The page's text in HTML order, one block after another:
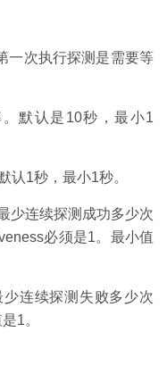
一次执行探测是需要等
默认是10秒，最小1
认1秒，最小1秒。
少连续探测成功多少次
必须是1。最小值
连续探测失败多少次
1。